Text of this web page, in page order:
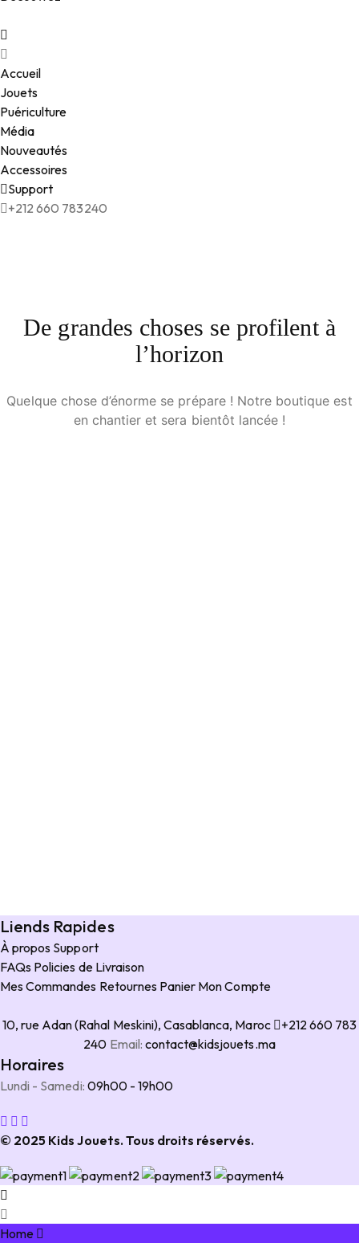
Accueil
Jouets
Puériculture
Média
Nouveautés
Accessoires
Support
+212 660 783240
De grandes choses se profilent à
l’horizon
Quelque chose d’énorme se prépare ! Notre boutique est
en chantier et sera bientôt lancée !
Liends Rapides
À propos Support
FAQs Policies de Livraison
Mes Commandes Retournes Panier Mon Compte
10, rue Adan (Rahal Meskini), Casablanca, Maroc
+212 660 783
240 Email: contact@kidsjouets.ma
Horaires
Lundi - Samedi: 09h00 - 19h00
© 2025 Kids Jouets. Tous droits réservés.
Home